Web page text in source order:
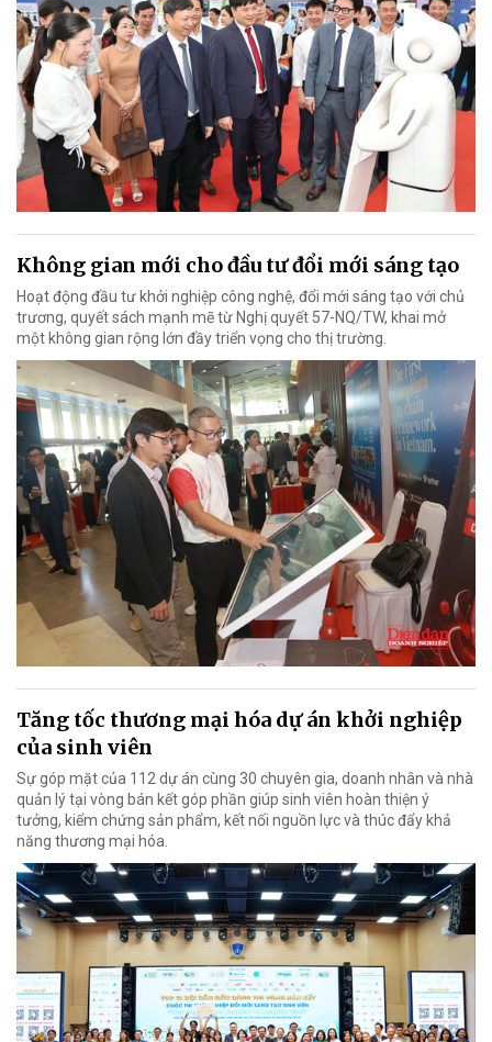
Không gian mới cho đầu tư đổi mới sáng tạo
Hoạt động đầu tư khởi nghiệp công nghệ, đổi mới sáng tạo với chủ
trương, quyết sách mạnh mẽ từ Nghị quyết 57-NQ/TW, khai mở
một không gian rộng lớn đầy triển vọng cho thị trường.
Tăng tốc thương mại hóa dự án khởi nghiệp
của sinh viên
Sự góp mặt của 112 dự án cùng 30 chuyên gia, doanh nhân và nhà
quản lý tại vòng bán kết góp phần giúp sinh viên hoàn thiện ý
tưởng, kiểm chứng sản phẩm, kết nối nguồn lực và thúc đẩy khả
năng thương mại hóa.